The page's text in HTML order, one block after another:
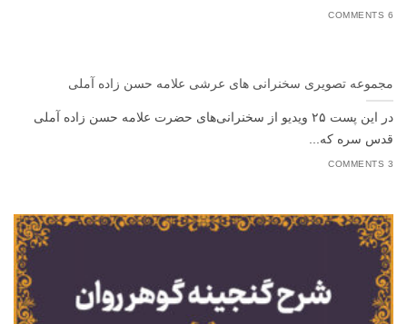
6 COMMENTS
مجموعه تصویری سخنرانی های عرشی علامه حسن زاده آملی
در این پست ۲۵ ویدیو از سخنرانی‌های حضرت علامه حسن زاده آملی
قدس سره که...
3 COMMENTS